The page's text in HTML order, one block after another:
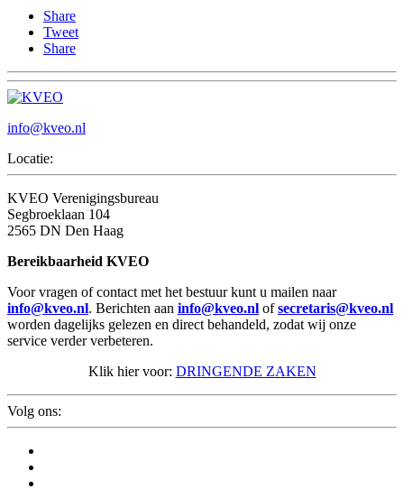
Share
Tweet
Share
info@kveo.nl
Locatie:
KVEO Verenigingsbureau
Segbroeklaan 104
2565 DN Den Haag
Bereikbaarheid KVEO
Voor vragen of contact met het bestuur kunt u mailen naar
info@kveo.nl. Berichten aan info@kveo.nl ofsecretaris@kveo.nl
worden dagelijks gelezen en direct behandeld, zodat wij onze
service verder verbeteren.
Klik hier voor: DRINGENDE ZAKEN
Volg ons: